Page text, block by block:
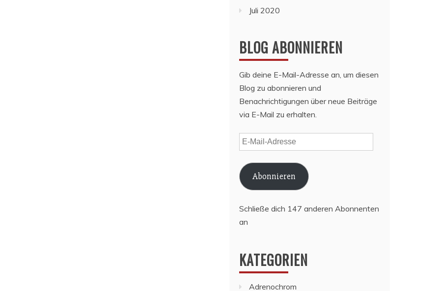
Juli 2020
BLOG ABONNIEREN
Gib deine E-Mail-Adresse an, um diesen
Blog zu abonnieren und
Benachrichtigungen über neue Beiträge
via E-Mail zu erhalten.
E-
Mail-
Adresse
Abonnieren
Schließe dich 147 anderen Abonnenten
an
KATEGORIEN
Adrenochrom